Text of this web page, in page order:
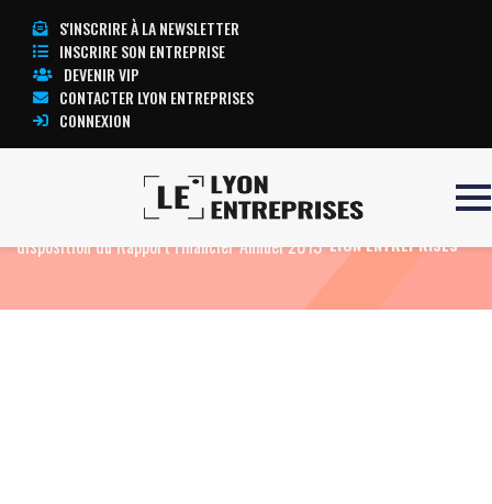
S'INSCRIRE À LA NEWSLETTER
INSCRIRE SON ENTREPRISE
DEVENIR VIP
CONTACTER LYON ENTREPRISES
CONNEXION
ARCHOS : Mise à
disposition du Rapport Financier Annuel 2013
TOUTE L’ACTUALITÉ
LYON ENTREPRISES